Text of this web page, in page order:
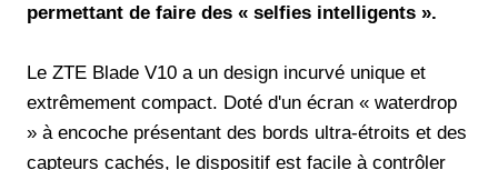
permettant de faire des « selfies intelligents ».
Le ZTE Blade V10 a un design incurvé unique et
extrêmement compact. Doté d'un écran « waterdrop
» à encoche présentant des bords ultra-étroits et des
capteurs cachés, le dispositif est facile à contrôler